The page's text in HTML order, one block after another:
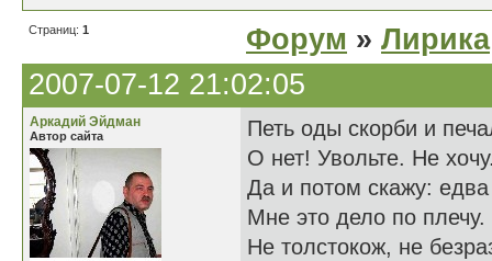
Страниц: 1 Форум » Лирика
2007-07-12 21:02:05
Аркадий Эйдман
Автор сайта
Петь оды скорби и
О нет! Увольте. Не
Да и потом скажу:
Мне это дело по плечу.
Не толстокож, не